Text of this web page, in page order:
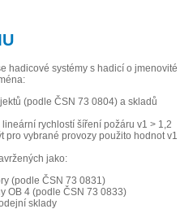
hadicové systémy s hadicí o jmenovité
(podle ČSN 73 0804) a skladů
rychlostí šíření požáru v1 > 1,2
pro vybrané provozy použito hodnot v1
jako:
(podle ČSN 73 0831)
OB 4 (podle ČSN 73 0833)
sklady